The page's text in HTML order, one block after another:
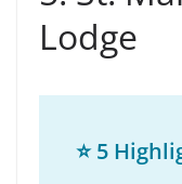
Lodge
⭐5